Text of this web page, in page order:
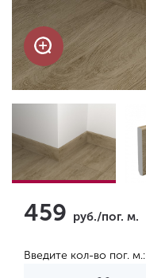
459 руб./пог. м.
Введите кол-во пог. м.: